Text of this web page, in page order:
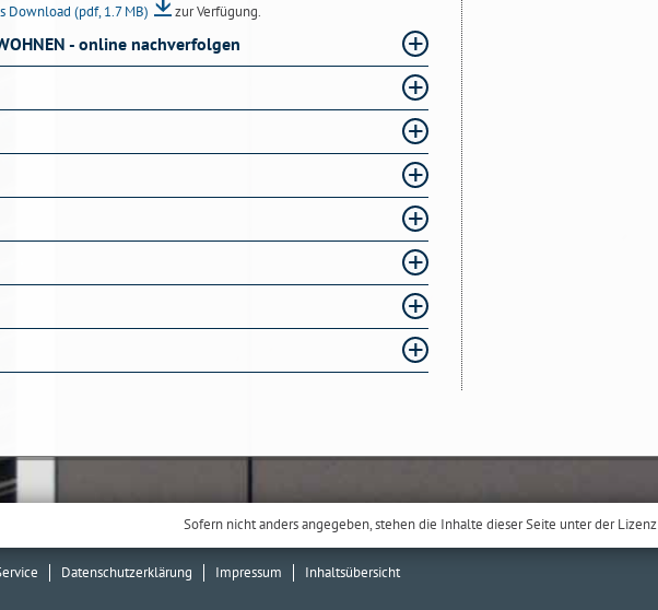
Download (pdf, 1.7 MB) zur Verfügung.
- online nachverfolgen
Sofern nicht anders angegeben, stehen die Inhalte dieser Seite unter der Lizenz
Datenschutzerklärung Impressum Inhaltsübersicht